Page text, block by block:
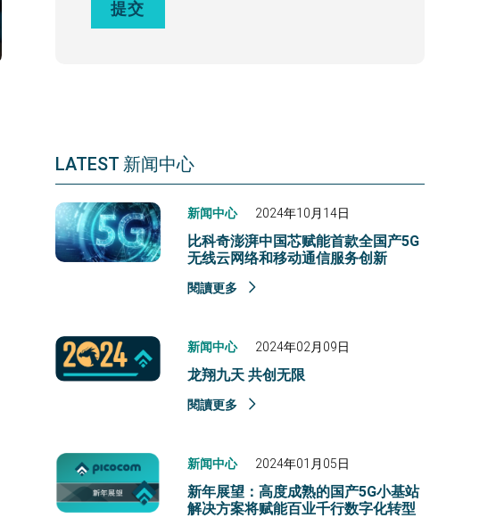
LATEST 新闻中心
新闻中心 2024年10月14日
比科奇澎湃中国芯赋能首款全国产5G
无线云网络和移动通信服务创新
閱讀更多
新闻中心 2024年02月09日
龙翔九天 共创无限
閱讀更多
新闻中心 2024年01月05日
新年展望：高度成熟的国产5G小基站
解决方案将赋能百业千行数字化转型